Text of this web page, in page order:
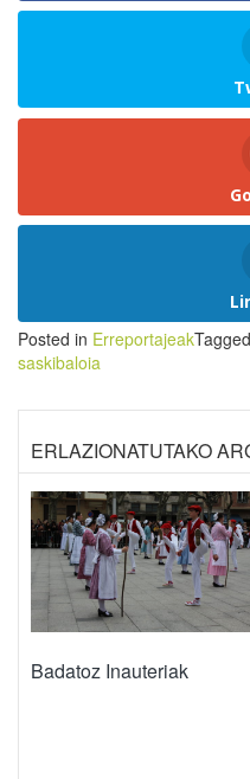
Posted in ErreportajeakTagged
saskibaloia
ERLAZIONATUTAKO
Badatoz Inauteriak